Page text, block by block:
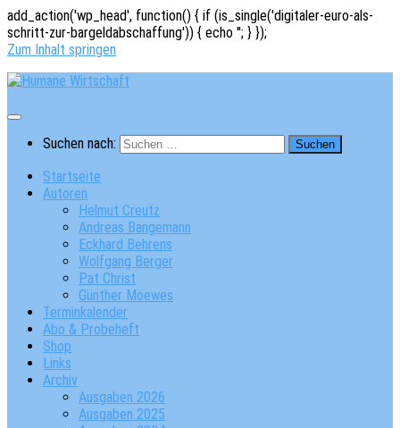
add_action('wp_head', function() { if (is_single('digitaler-euro-als-
schritt-zur-bargeldabschaffung')) { echo ''; } });
Zum Inhalt springen
Suchen nach:
Startseite
Autoren
Helmut Creutz
Andreas Bangemann
Eckhard Behrens
Wolfgang Berger
Pat Christ
Günther Moewes
Terminkalender
Abo & Probeheft
Shop
Links
Archiv
Ausgaben 2026
Ausgaben 2025